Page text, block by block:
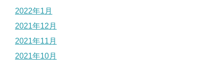
2022年1月
2021年12月
2021年11月
2021年10月